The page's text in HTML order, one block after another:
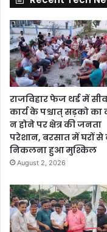
राजविहार फेज थर्ड में
कार्य के पश्चात् सड़को का
न होने पर क्षेत्र की जनता
परेशान, बरसात में घरों से
निकलना हुआ मुश्किल
August 2, 2026